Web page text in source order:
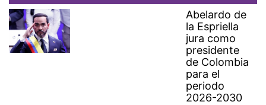
Abelardo de
la Espriella
jura como
presidente
de Colombia
para el
periodo
2026-2030